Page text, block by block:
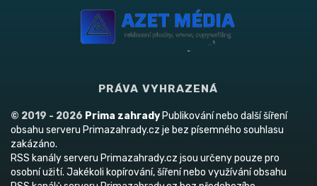
PRÁVA VYHRAZENÁ
© 2019 - 2026 Prima zahrady Publikování nebo další šíření
obsahu serveru Primazahrady.cz je bez písemného souhlasu
zakázáno.
RSS kanály serveru Primazahrady.cz jsou určeny pouze pro
osobní užití. Jakékoli kopírování, šíření nebo využívání obsahu